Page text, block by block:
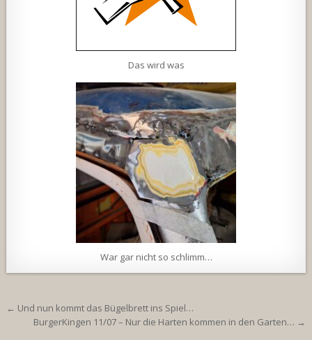
Das wird was
War gar nicht so schlimm…
Beitragsnavigation
← Und nun kommt das Bügelbrett ins Spiel…
BurgerKingen 11/07 – Nur die Harten kommen in den Garten… →